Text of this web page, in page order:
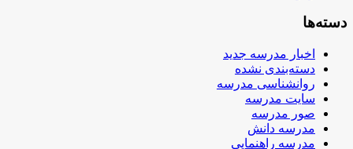
دسته‌ها
اخبار مدرسه جدید
دسته‌بندی نشده
روانشناسی مدرسه
سایت مدرسه
صور مدرسه
مدرسه دانش
مدرسه راهنمایی